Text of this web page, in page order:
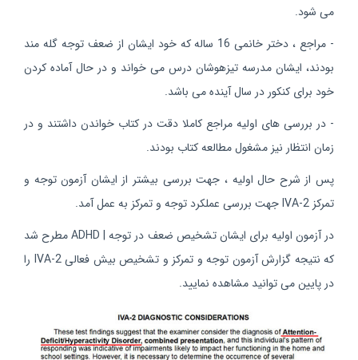
می شود.
- مراجع ، دختر خانمی 16 ساله که خود ایشان از ضعف توجه گله مند
بودند، ایشان مدرسه تیزهوشان درس می خواند و در حال آماده کردن
خود برای کنکور در سال آینده می باشد.
- در بررسی های اولیه مراجع کاملا دقت در کتاب خواندن داشتند و در
زمان انتظار نیز مشغول مطالعه کتاب بودند.
پس از شرح حال اولیه ، جهت بررسی بیشتر از ایشان آزمون توجه و
تمرکز IVA-2 جهت بررسی عملکرد توجه و تمرکز به عمل آمد.
در آزمون اولیه برای ایشان تشخیص ضعف در توجه | ADHD مطرح شد
که نتیجه گزارش آزمون توجه و تمرکز و تشخیص بیش فعالی IVA-2 را
در پایین می توانید مشاهده نمایید.